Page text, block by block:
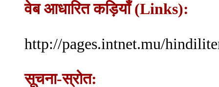
वेब आधारित कड़ियाँ (Links):
http://pages.intnet.mu/
सूचना-स्रोत: